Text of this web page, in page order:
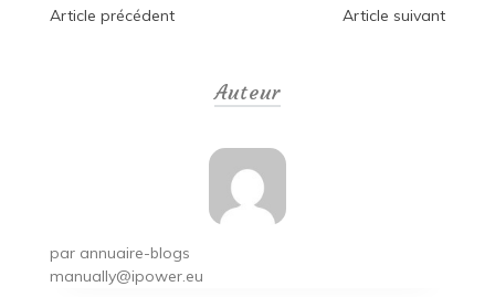
Navigation
Article précédent Article suivant
Auteur
par annuaire-blogs
manually@ipower.eu